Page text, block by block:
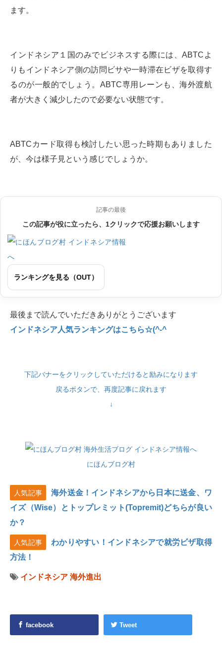
ます。
インドネシア１国のみでビジネスする際には、ABTCよ
りもインドネシア側の訪問ビサや一時滞在ビザを取得す
るのが一般的でしょう。ABTC専用レーンも、海外渡航
者が大きく減少したので必要ない状態です。
ABTCカード取得も検討したい思った時期もありました
が、今は様子見という感じでしょうか。
記事の最後
この記事が役に立ったら、1クリックで応援お願いします
ランキングを見る（OUT）
最後まで読んでいただきありがとうございます
インドネシア人気ランキングはこちら☆(^-^
下記バナーをクリックしていただけると励みになります
戻るボタンで、再度記事に戻れます
↓
にほんブログ村
人気記事
海外送金！インドネシアから日本に送金、ワ
イズ（Wise）とトップレミット(Topremit)どちらが良い
か？
人気記事
わかりやすい！インドネシアで就労ビザ取得
方法！
インドネシア 海外進出
facebook Tweet